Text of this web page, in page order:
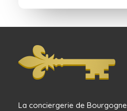
La conciergerie de Bourgogne